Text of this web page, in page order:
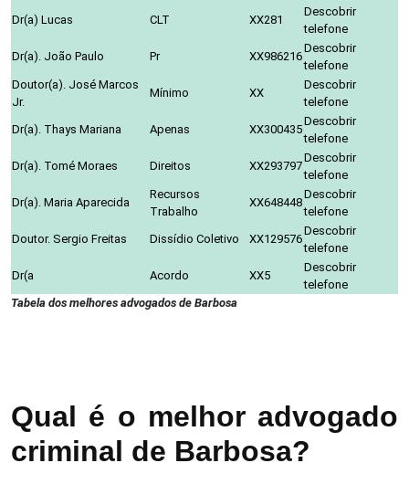
Dr(a) Lucas
CLT XX281
Descobrir
telefone
Dr(a). João Paulo
Pr XX986216
Descobrir
telefone
Doutor(a). José Marcos
Jr.
Mínimo XX
Descobrir
telefone
Dr(a). Thays Mariana
Apenas XX300435
Descobrir
telefone
Dr(a). Tomé Moraes
Direitos XX293797
Descobrir
telefone
Dr(a). Maria Aparecida
Recursos
Trabalho
XX648448
Descobrir
telefone
Doutor. Sergio Freitas
Dissídio Coletivo XX129576
Descobrir
telefone
Dr(a
Acordo XX5
Descobrir
telefone
Tabela dos melhores advogados de Barbosa
Qual é o melhor advogado
criminal de Barbosa?